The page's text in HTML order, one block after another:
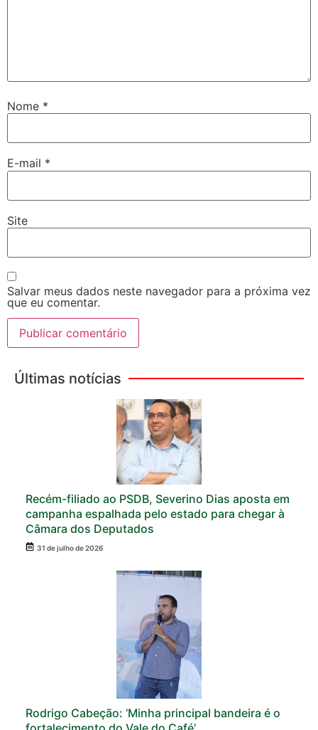
Nome *
E-mail *
Site
Salvar meus dados neste navegador para a próxima vez
que eu comentar.
Últimas notícias
Recém-filiado ao PSDB, Severino Dias aposta em
campanha espalhada pelo estado para chegar à
Câmara dos Deputados
31 de julho de 2026
Rodrigo Cabeção: ‘Minha principal bandeira é o